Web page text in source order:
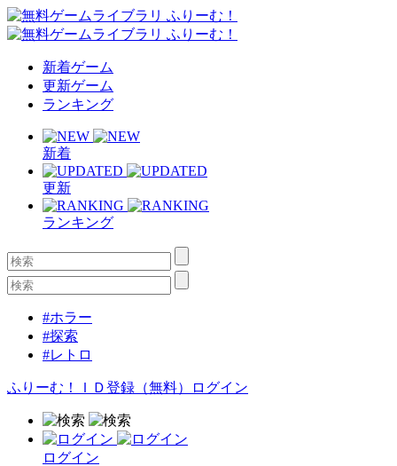
新着ゲーム
更新ゲーム
ランキング
新着
更新
ランキング
#ホラー
#探索
#レトロ
ふりーむ！ＩＤ登録（無料） ログイン
ログイン